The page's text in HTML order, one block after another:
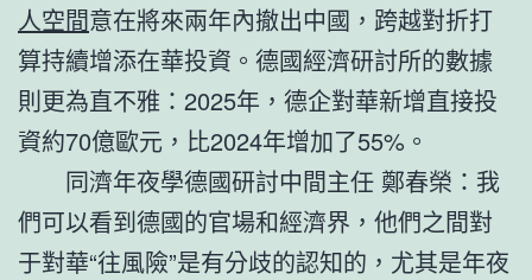
人空間意在將來兩年內撤出中國，跨越對折打
算持續增添在華投資。德國經濟研討所的數據
則更為直不雅：2025年，德企對華新增直接投
資約70億歐元，比2024年增加了55%。
同濟年夜學德國研討中間主任 鄭春榮：我
們可以看到德國的官場和經濟界，他們之間對
于對華“往風險”是有分歧的認知的，尤其是年夜